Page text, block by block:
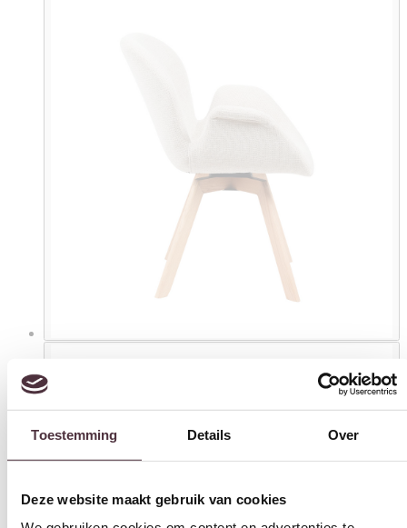
Toestemming Details Over
Deze website maakt gebruik van cookies